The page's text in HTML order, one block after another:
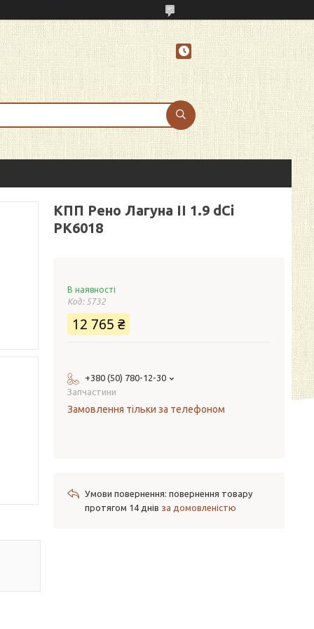
КПП Рено Лагуна II 1.9 dCi
PK6018
В наявності
Код: 5732
12 765 ₴
+380 (50) 780-12-30
Запчастини
Замовлення тільки за телефоном
повернення товару
протягом 14 днів за домовленістю